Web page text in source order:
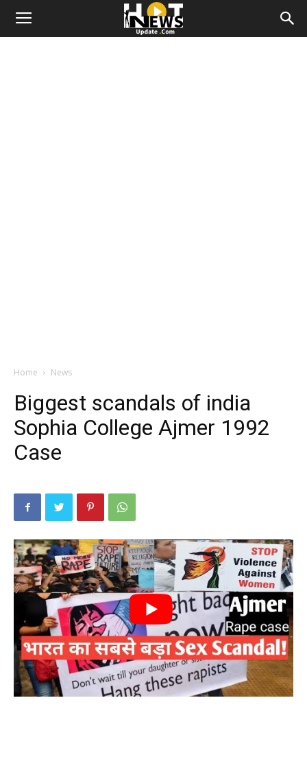
Home News
Biggest scandals of india
Sophia College Ajmer 1992
Case